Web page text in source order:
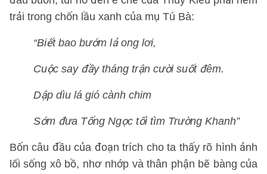
trải trong chốn lầu xanh của mụ Tú Bà:
“Biết bao bướm lả ong lơi,
Cuộc say đầy tháng trận cười suốt đêm.
Dập dìu lá gió cành chim
Sớm đưa Tống Ngọc tối tìm Trường Khanh”
Bốn câu đầu của đoạn trích cho ta thấy rõ hình ảnh
lối sống xô bồ, nhơ nhớp và thân phận bẽ bàng của